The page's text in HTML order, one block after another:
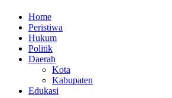
Home
Peristiwa
Hukum
Politik
Daerah
Kota
Kabupaten
Edukasi